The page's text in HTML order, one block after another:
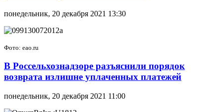
понедельник, 20 декабря 2021 13:30
Фото: eao.ru
В Россельхознадзоре разъяснили порядок
возврата излишне уплаченных платежей
понедельник, 20 декабря 2021 11:00